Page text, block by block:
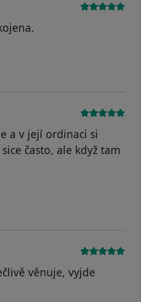
a v její ordinaci si
často, ale když tam
věnuje, vyjde